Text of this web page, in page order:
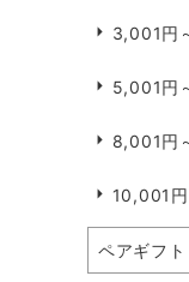
3,001円
5,001円
8,001円
10,001円
ペアギフト